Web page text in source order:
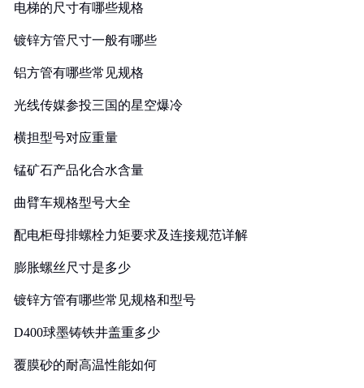
电梯的尺寸有哪些规格
镀锌方管尺寸一般有哪些
铝方管有哪些常见规格
光线传媒参投三国的星空爆冷
横担型号对应重量
锰矿石产品化合水含量
曲臂车规格型号大全
配电柜母排螺栓力矩要求及连接规范详解
膨胀螺丝尺寸是多少
镀锌方管有哪些常见规格和型号
D400球墨铸铁井盖重多少
覆膜砂的耐高温性能如何